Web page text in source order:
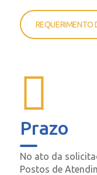
REQUERIMENTO
Prazo
No ato da
Postos de